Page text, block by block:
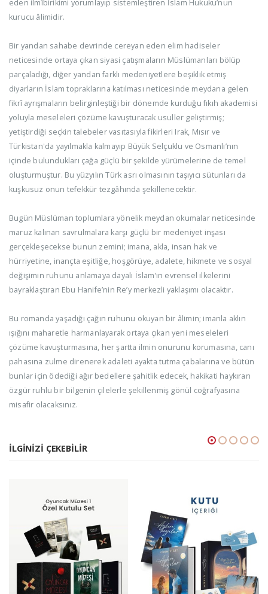
eden ilmîbirikimi yorumlayıp sistemleştiren İslam Hukuku’nun
kurucu âlimidir.
Bir yandan sahabe devrinde cereyan eden elim hadiseler
neticesinde ortaya çıkan siyasi çatışmaların Müslümanları bölüp
parçaladığı, diğer yandan farklı medeniyetlere beşiklik etmiş
diyarların İslam topraklarına katılması neticesinde meydana gelen
fikrî ayrışmaların belirginleştiği bir dönemde kurduğu fıkıh akademisi
yoluyla meseleleri çözüme kavuşturacak usuller geliştirmiş;
yetiştirdiği seçkin talebeler vasıtasıyla fikirleri Irak, Mısır ve
Türkistan'da yayılmakla kalmayıp Büyük Selçuklu ve Osmanlı’nın
içinde bulundukları çağa güçlü bir şekilde yürümelerine de temel
oluşturmuştur. Bu yüzyılın Türk asrı olmasının taşıyıcı sütunları da
kuşkusuz onun tefekkür tezgâhında şekillenecektir.
Bugün Müslüman toplumlara yönelik meydan okumalar neticesinde
maruz kalınan savrulmalara karşı güçlü bir medeniyet inşası
gerçekleşecekse bunun zemini; imana, akla, insan hak ve
hürriyetine, inançta eşitliğe, hoşgörüye, adalete, hikmete ve sosyal
değişimin ruhunu anlamaya dayalı İslam’ın evrensel ilkelerini
bayraklaştıran Ebu Hanife’nin Re’y merkezli yaklaşımı olacaktır.
Bu romanda yaşadığı çağın ruhunu okuyan bir âlimin; imanla aklın
ışığını maharetle harmanlayarak ortaya çıkan yeni meseleleri
çözüme kavuşturmasına, her şartta ilmin onurunu korumasına, canı
pahasına zulme direnerek adaleti ayakta tutma çabalarına ve bütün
bunlar için ödediği ağır bedellere şahitlik edecek, hakikati haykıran
özgür ruhlu bir bilgenin çilelerle şekillenmiş gönül coğrafyasına
misafir olacaksınız.
İLGINIZI ÇEKEBILIR